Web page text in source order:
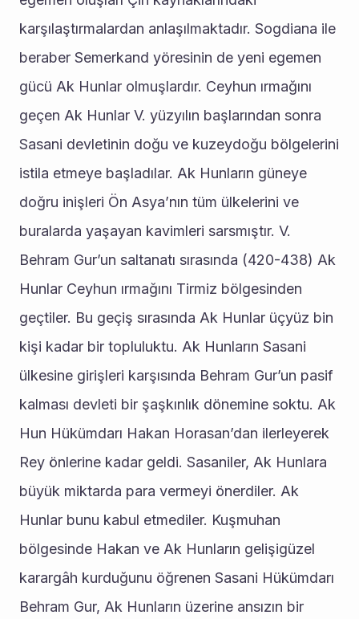
karşılaştırmalardan anlaşılmaktadır. Sogdiana ile
beraber Semerkand yöresinin de yeni egemen
gücü Ak Hunlar olmuşlardır. Ceyhun ırmağını
geçen Ak Hunlar V. yüzyılın başlarından sonra
Sasani devletinin doğu ve kuzeydoğu bölgelerini
istila etmeye başladılar. Ak Hunların güneye
doğru inişleri Ön Asya’nın tüm ülkelerini ve
buralarda yaşayan kavimleri sarsmıştır. V.
Behram Gur’un saltanatı sırasında (420-438) Ak
Hunlar Ceyhun ırmağını Tirmiz bölgesinden
geçtiler. Bu geçiş sırasında Ak Hunlar üçyüz bin
kişi kadar bir topluluktu. Ak Hunların Sasani
ülkesine girişleri karşısında Behram Gur’un pasif
kalması devleti bir şaşkınlık dönemine soktu. Ak
Hun Hükümdarı Hakan Horasan’dan ilerleyerek
Rey önlerine kadar geldi. Sasaniler, Ak Hunlara
büyük miktarda para vermeyi önerdiler. Ak
Hunlar bunu kabul etmediler. Kuşmuhan
bölgesinde Hakan ve Ak Hunların gelişigüzel
karargâh kurduğunu öğrenen Sasani Hükümdarı
Behram Gur, Ak Hunların üzerine ansızın bir